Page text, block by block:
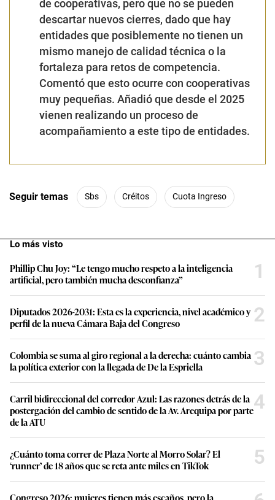
de cooperativas, pero que no se pueden
descartar nuevos cierres, dado que hay
entidades que posiblemente no tienen un
mismo manejo de calidad técnica o la
fortaleza para retos de competencia.
Comentó que esto ocurre con cooperativas
muy pequeñas. Añadió que desde el 2025
vienen realizando un proceso de
acompañamiento a este tipo de entidades.
Seguir temas Sbs Créitos Cuota Ingreso
Lo más visto
Phillip Chu Joy: “Le tengo mucho respeto a la inteligencia
artificial, pero también mucha desconfianza”
1
Diputados 2026-2031: Esta es la experiencia, nivel académico y
perfil de la nueva Cámara Baja del Congreso
2
Colombia se suma al giro regional a la derecha: cuánto cambia
la política exterior con la llegada de De la Espriella
3
Carril bidireccional del corredor Azul: Las razones detrás de la
postergación del cambio de sentido de la Av. Arequipa por parte
de la ATU
4
¿Cuánto toma correr de Plaza Norte al Morro Solar? El
‘runner’ de 18 años que se reta ante miles en TikTok
5
Congreso 2026: mujeres tienen más escaños, pero la